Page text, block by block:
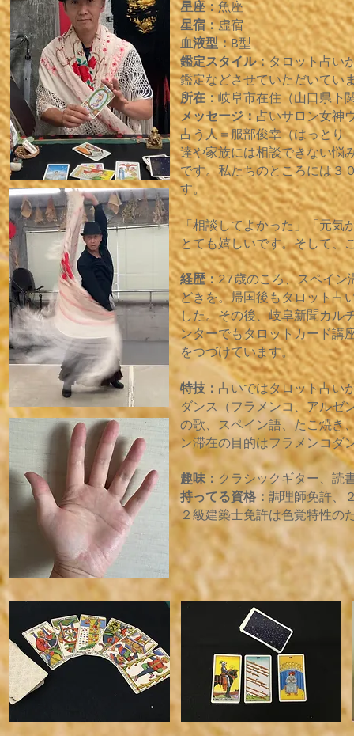
星座：魚座
星宿：虚宿
血液型：B型
鑑定スタイル：タロット占い
鑑定などさせていただいてい
所在：岐阜市在住（山口県下
メッセージ：占いサロン女神
占う人＝服部俊幸（はっとり
達や家族には相談できない悩
です。私たちのところには３
す。
「相談してよかった」「元
とても嬉しいです。そして、
経歴：27歳のころ、スペイン
どきを。帰国後もタロット占
した。その後、岐阜新聞カル
ンターでもタロットカード講
をつづけています。
特技： 占いではタロット占い
ダンス（フラメンコ、アルゼ
の歌、スペイン語、たこ焼き
ン滞在の目的はフラメンコ
趣味： クラシックギター、読
持ってる資格： 調理師免許、
２級建築士免許は色覚特性の